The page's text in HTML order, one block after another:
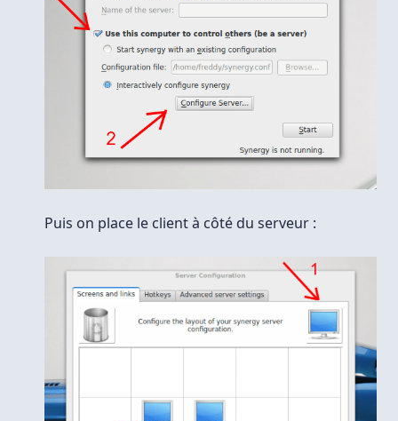
Puis on place le client à côté du serveur :